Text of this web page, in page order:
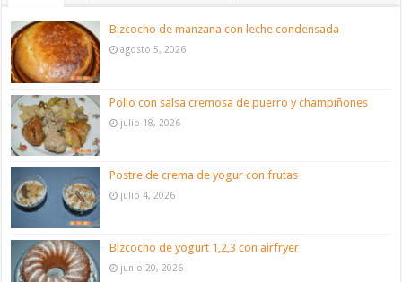
Bizcocho de manzana con leche condensada
agosto 5, 2026
Pollo con salsa cremosa de puerro y champiñones
julio 18, 2026
Postre de crema de yogur con frutas
julio 4, 2026
Bizcocho de yogurt 1,2,3 con airfryer
junio 20, 2026